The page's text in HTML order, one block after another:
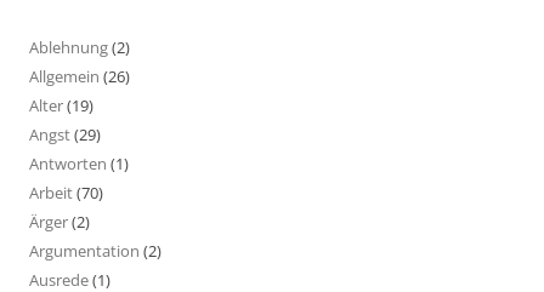
Ablehnung(2)
Allgemein (26)
Alter(19)
Angst(29)
Antworten (1)
Arbeit(70)
Ärger(2)
Argumentation (2)
Ausrede(1)